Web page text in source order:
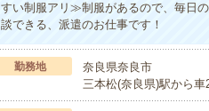
すい制服アリ≫制服があるので、毎日
談できる、派遣のお仕事です！
勤務地
奈良県奈良市
三本松(奈良県)駅から車